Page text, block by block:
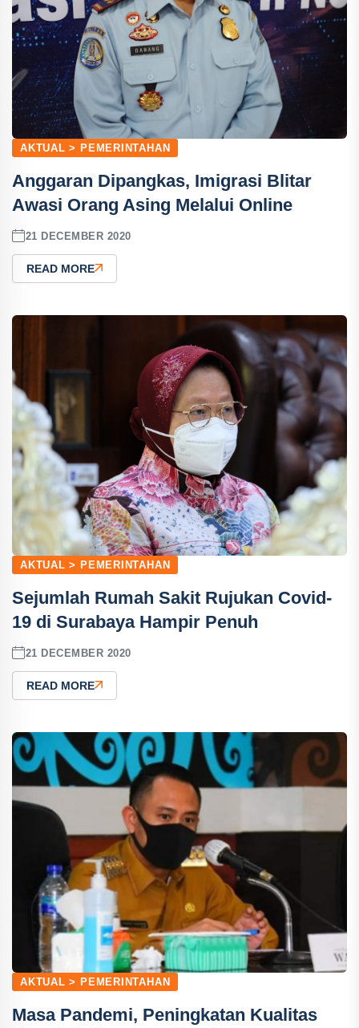
AKTUAL > PEMERINTAHAN
Anggaran Dipangkas, Imigrasi Blitar
Awasi Orang Asing Melalui Online
21 DECEMBER 2020
READ MORE
AKTUAL > PEMERINTAHAN
Sejumlah Rumah Sakit Rujukan Covid-
19 di Surabaya Hampir Penuh
21 DECEMBER 2020
READ MORE
AKTUAL > PEMERINTAHAN
Masa Pandemi, Peningkatan Kualitas